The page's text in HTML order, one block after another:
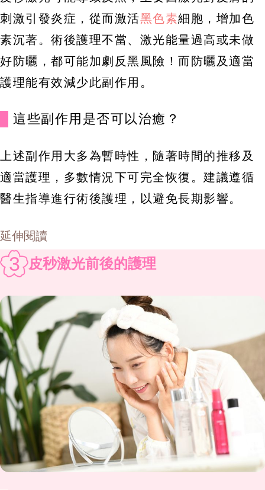
刺激引發炎症，從而激活黑色素細胞，增加色
素沉著。術後護理不當、激光能量過高或未做
好防曬，都可能加劇反黑風險！而防曬及適當
護理能有效減少此副作用。
這些副作用是否可以治癒？
上述副作用大多為暫時性，隨著時間的推移及
適當護理，多數情況下可完全恢復。建議遵循
醫生指導進行術後護理，以避免長期影響。
延伸閱讀
3 皮秒激光前後的護理